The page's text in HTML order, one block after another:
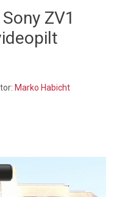
ZV1
Marko Habicht